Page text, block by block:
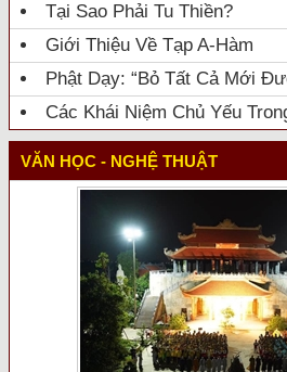
Tại Sao Phải Tu Thiền?
Giới Thiệu Về Tạp A-Hàm
Phật Dạy: “Bỏ Tất Cả Mới
Các Khái Niệm Chủ Yếu
VĂN HỌC - NGHỆ THUẬT